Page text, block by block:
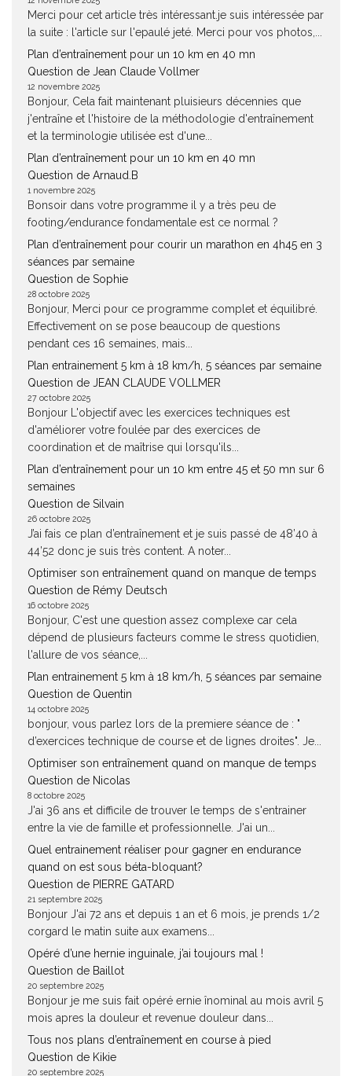
Merci pour cet article très intéressant.je suis intéressée par
la suite : l'article sur l'epaulé jeté. Merci pour vos photos,...
Plan d’entraînement pour un 10 km en 40 mn
Question de Jean Claude Vollmer
12 novembre 2025
Bonjour, Cela fait maintenant pluisieurs décennies que
j'entraîne et l'histoire de la méthodologie d'entraînement
et la terminologie utilisée est d'une...
Plan d’entraînement pour un 10 km en 40 mn
Question de Arnaud.B
1 novembre 2025
Bonsoir dans votre programme il y a très peu de
footing/endurance fondamentale est ce normal ?
Plan d’entraînement pour courir un marathon en 4h45 en 3
séances par semaine
Question de Sophie
28 octobre 2025
Bonjour, Merci pour ce programme complet et équilibré.
Effectivement on se pose beaucoup de questions
pendant ces 16 semaines, mais...
Plan entrainement 5 km à 18 km/h, 5 séances par semaine
Question de JEAN CLAUDE VOLLMER
27 octobre 2025
Bonjour L'objectif avec les exercices techniques est
d'améliorer votre foulée par des exercices de
coordination et de maîtrise qui lorsqu'ils...
Plan d’entraînement pour un 10 km entre 45 et 50 mn sur 6
semaines
Question de Silvain
26 octobre 2025
J’ai fais ce plan d’entraînement et je suis passé de 48’40 à
44’52 donc je suis très content. A noter...
Optimiser son entraînement quand on manque de temps
Question de Rémy Deutsch
16 octobre 2025
Bonjour, C'est une question assez complexe car cela
dépend de plusieurs facteurs comme le stress quotidien,
l'allure de vos séance,...
Plan entrainement 5 km à 18 km/h, 5 séances par semaine
Question de Quentin
14 octobre 2025
bonjour, vous parlez lors de la premiere séance de : "
d’exercices technique de course et de lignes droites". Je...
Optimiser son entraînement quand on manque de temps
Question de Nicolas
8 octobre 2025
J'ai 36 ans et difficile de trouver le temps de s'entrainer
entre la vie de famille et professionnelle. J'ai un...
Quel entrainement réaliser pour gagner en endurance
quand on est sous béta-bloquant?
Question de PIERRE GATARD
21 septembre 2025
Bonjour J'ai 72 ans et depuis 1 an et 6 mois, je prends 1/2
corgard le matin suite aux examens...
Opéré d’une hernie inguinale, j’ai toujours mal !
Question de Baillot
20 septembre 2025
Bonjour je me suis fait opéré ernie înominal au mois avril 5
mois apres la douleur et revenue douleur dans...
Tous nos plans d’entraînement en course à pied
Question de Kikie
20 septembre 2025